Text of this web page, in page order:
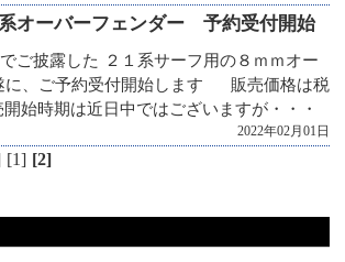
オーバーフェンダー 予約受付開始
ご披露した ２１系サーフ用の８ｍｍオー
に、ご予約受付開始します 販売価格は税
始時期は近日中ではございますが・・・
2022年02月01日
[1] [2]